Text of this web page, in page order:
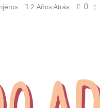
2 Años Atrás 0